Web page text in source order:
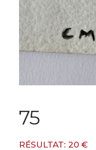
75
RÉSULTAT: 20 €